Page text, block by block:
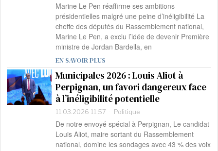
Marine Le Pen réaffirme ses ambitions
présidentielles malgré une peine d’inéligibilité La
cheffe des députés du Rassemblement national,
Marine Le Pen, a exclu l’idée de devenir Première
ministre de Jordan Bardella, en
EN SAVOIR PLUS
Municipales 2026 : Louis Aliot à
Perpignan, un favori dangereux face
à l’inéligibilité potentielle
11.03.2026 11:57 Politique
De notre envoyé spécial à Perpignan, Le candidat
Louis Aliot, maire sortant du Rassemblement
national, domine les sondages avec 43 % des voix